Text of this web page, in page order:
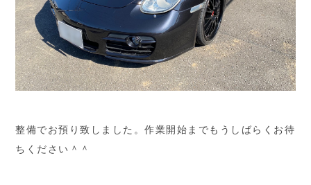
整備でお預り致しました。作業開始までもうしばらくお待
ちください＾＾